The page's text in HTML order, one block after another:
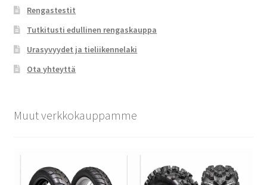
Rengastestit
Tutkitusti edullinen rengaskauppa
Urasyvyydet ja tieliikennelaki
Ota yhteyttä
Muut verkkokauppamme